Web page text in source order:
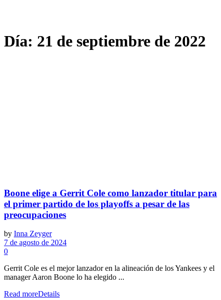
Día: 21 de septiembre de 2022
Boone elige a Gerrit Cole como lanzador titular para
el primer partido de los playoffs a pesar de las
preocupaciones
by Inna Zeyger
7 de agosto de 2024
0
Gerrit Cole es el mejor lanzador en la alineación de los Yankees y el
manager Aaron Boone lo ha elegido ...
Read moreDetails